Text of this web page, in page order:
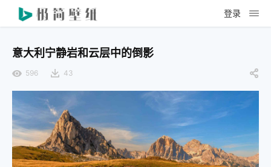
登录
意大利宁静岩和云层中的倒影
596 43